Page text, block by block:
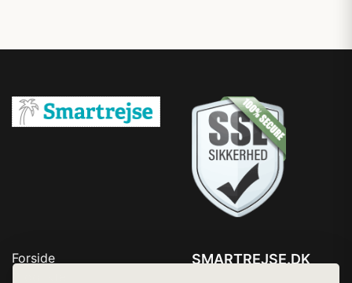
Forside
SMARTREJSE.DK